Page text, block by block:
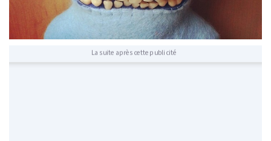
La suite après cette publicité